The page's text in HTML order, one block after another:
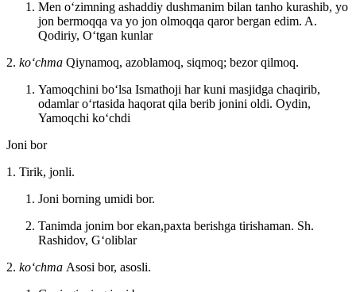
Men oʻzimning ashaddiy dushmanim bilan tanho kurashib, yo
jon bermoqqa va yo jon olmoqqa qaror bergan edim. A.
Qodiriy, Oʻtgan kunlar
2. koʻchma Qiynamoq, azoblamoq, siqmoq; bezor qilmoq.
Yamoqchini boʻlsa Ismathoji har kuni masjidga chaqirib,
odamlar oʻrtasida haqorat qila berib jonini oldi. Oydin,
Yamoqchi koʻchdi
Joni bor
1. Tirik, jonli.
Joni borning umidi bor.
Tanimda jonim bor ekan,paxta berishga tirishaman. Sh.
Rashidov, Gʻoliblar
2. koʻchma Asosi bor, asosli.